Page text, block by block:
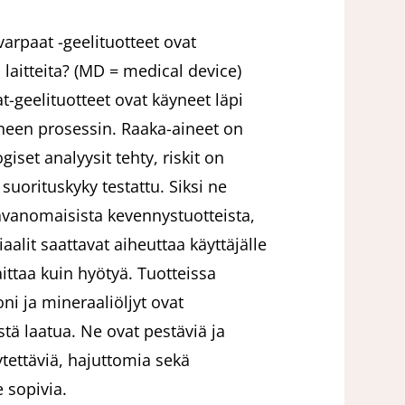
-geelituotteet ovat
(MD = medical device)
geelituotteet ovat käyneet läpi
prosessin. Raaka-aineet on
analyysit tehty, riskit on
testattu. Siksi ne
kevennystuotteista,
saattavat aiheuttaa käyttäjälle
kuin hyötyä. Tuotteissa
ja mineraaliöljyt ovat
laatua. Ne ovat pestäviä ja
hajuttomia sekä
sopivia.